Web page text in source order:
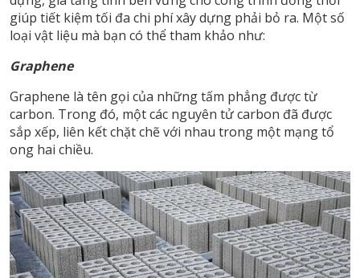
giúp tiết kiệm tối đa chi phí xây dựng phải bỏ ra. Một số
loại vật liệu mà bạn có thể tham khảo như:
Graphene
Graphene là tên gọi của những tấm phẳng được từ
carbon. Trong đó, một các nguyên tử carbon đã được
sắp xếp, liên kết chặt chẽ với nhau trong một mạng tổ
ong hai chiều.